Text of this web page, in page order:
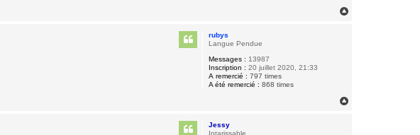
rubys
Langue Pendue
Messages : 13987
Inscription : 20 juillet 2020, 21:33
A remercié : 797 times
A été remercié : 868 times
Jessy
Intarissable